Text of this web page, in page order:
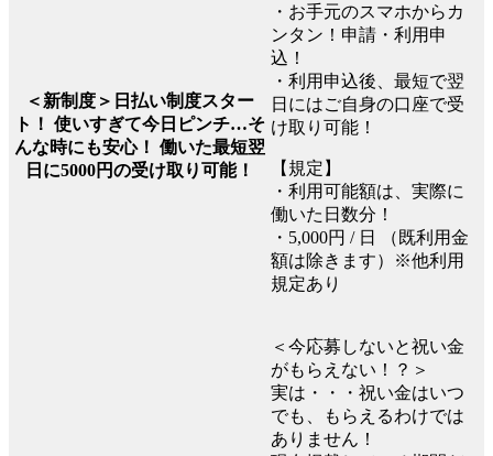
＜新制度＞日払い制度スター
ト！ 使いすぎて今日ピンチ…そ
んな時にも安心！ 働いた最短翌
日に5000円の受け取り可能！
・お手元のスマホからカ
ンタン！申請・利用申
込！
・利用申込後、最短で翌
日にはご自身の口座で受
け取り可能！
【規定】
・利用可能額は、実際に
働いた日数分！
・5,000円 / 日 （既利用金
額は除きます）※他利用
規定あり
＜今応募しないと祝い金
がもらえない！？＞
実は・・・祝い金はいつ
でも、もらえるわけでは
ありません！